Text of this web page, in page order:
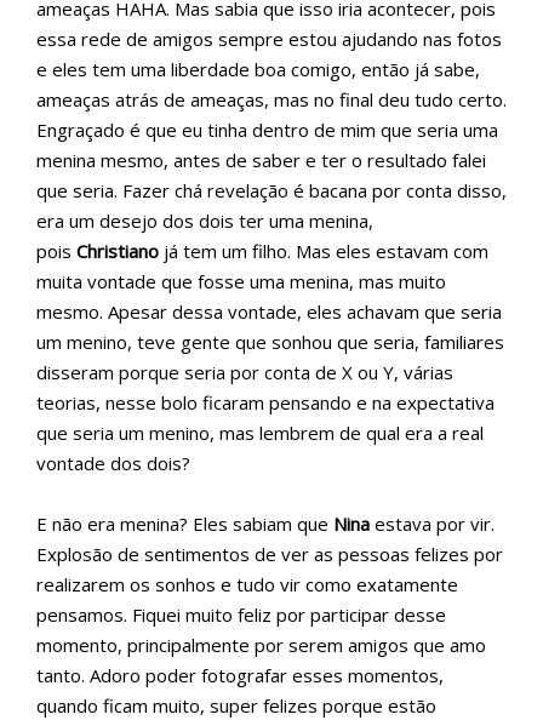
ameaças HAHA. Mas sabia que isso iria acontecer, pois
essa rede de amigos sempre estou ajudando nas fotos
e eles tem uma liberdade boa comigo, então já sabe,
ameaças atrás de ameaças, mas no final deu tudo certo.
Engraçado é que eu tinha dentro de mim que seria uma
menina mesmo, antes de saber e ter o resultado falei
que seria. Fazer chá revelação é bacana por conta disso,
era um desejo dos dois ter uma menina,
pois Christiano já tem um filho. Mas eles estavam com
muita vontade que fosse uma menina, mas muito
mesmo. Apesar dessa vontade, eles achavam que seria
um menino, teve gente que sonhou que seria, familiares
disseram porque seria por conta de X ou Y, várias
teorias, nesse bolo ficaram pensando e na expectativa
que seria um menino, mas lembrem de qual era a real
vontade dos dois?
E não era menina? Eles sabiam que Nina estava por vir.
Explosão de sentimentos de ver as pessoas felizes por
realizarem os sonhos e tudo vir como exatamente
pensamos. Fiquei muito feliz por participar desse
momento, principalmente por serem amigos que amo
tanto. Adoro poder fotografar esses momentos,
quando ficam muito, super felizes porque estão